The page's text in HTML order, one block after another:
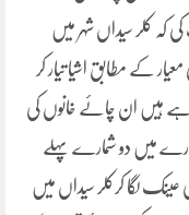
کہ کلر سیداں شہر میں
کے مطابق اشیا تیار کر
ہیں ان چائے خانوں کی
میں دو شمارے پہلے
عینک لگا کرکلر سیداں میں